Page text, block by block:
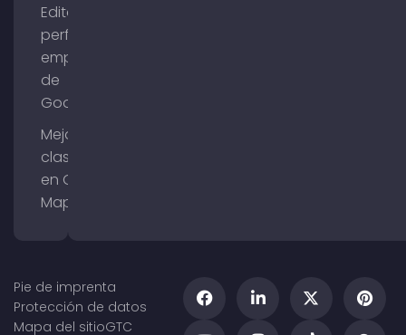
Editar el
perfil de
empresa
de
Google
Mejorar la
clasificación
en Google
Maps
Pie de imprenta
Protección de datos
Mapa del sitioGTC